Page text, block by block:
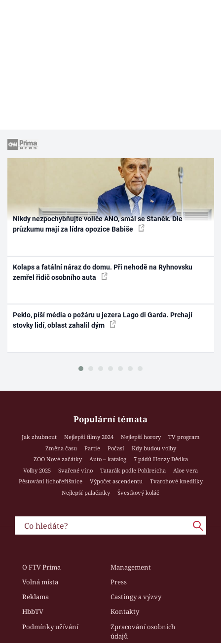
Nikdy nezpochybňujte voliče ANO, smál se Staněk. Dle
průzkumu mají za lídra opozice Babiše
Kolaps a fatální náraz do domu. Při nehodě na Ryhnovsku
zemřel řidič osobního auta
Peklo, píší média o požáru u jezera Lago di Garda. Prchají
stovky lidí, oblast zahalil dým
Populární témata
Jak zhubnout Nejlepší filmy 2024 Nejlepší horory
TV program
Změna času
Partie Počasí
Kdy budou volby
ZOO Nové začátky
Auto – katalog
7 pádů Honzy Dědka
Volby 2025
Svařené víno Tatarák podle Pohlreicha
Aloe vera
Pěstování lichořeřišnice
Výpočet ascendentu
Tvarohové knedlíky
Nejlepší palačinky
Švestkový koláč
O FTV Prima
Management
Volná místa
Press
Reklama
Castingy a výzvy
HbbTV
Kontakty
Podmínky užívání
Zpracování osobních
údajů